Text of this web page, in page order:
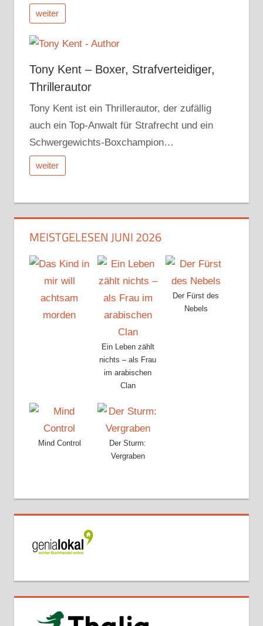
weiter
Tony Kent – Boxer, Strafverteidiger,
Thrillerautor
Tony Kent ist ein Thrillerautor, der zufällig
auch ein Top-Anwalt für Strafrecht und ein
Schwergewichts-Boxchampion…
weiter
MEISTGELESEN JUNI 2026
Ein Leben zählt
nichts – als Frau
im arabischen
Clan
Der Fürst des
Nebels
Mind Control
Der Sturm:
Vergraben